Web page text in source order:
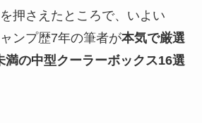
押さえたところで、いよい
ンプ歴7年の筆者が本気で厳選
満の中型クーラーボックス16選